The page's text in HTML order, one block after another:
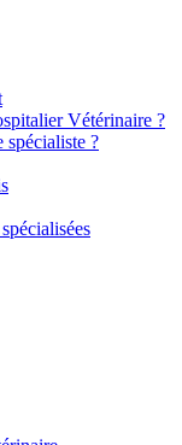
Vétérinaire ?
spécialiste ?